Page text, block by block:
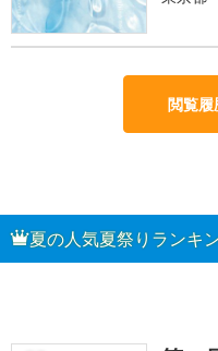
閲覧履
夏の人気夏祭りランキ